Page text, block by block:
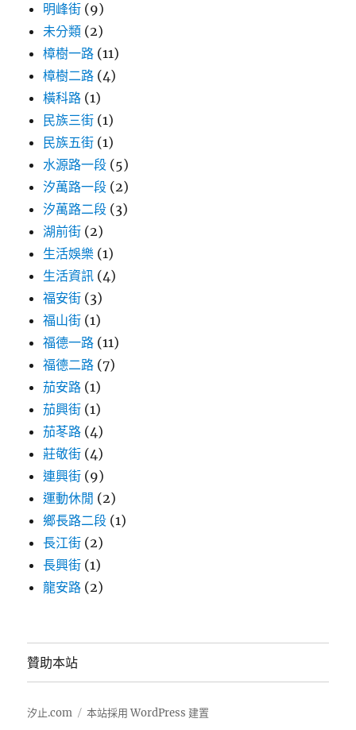
明峰街 (9)
未分類 (2)
樟樹一路 (11)
樟樹二路 (4)
橫科路 (1)
民族三街 (1)
民族五街 (1)
水源路一段 (5)
汐萬路一段 (2)
汐萬路二段 (3)
湖前街 (2)
生活娛樂 (1)
生活資訊 (4)
福安街 (3)
福山街 (1)
福德一路 (11)
福德二路 (7)
茄安路 (1)
茄興街 (1)
茄苳路 (4)
莊敬街 (4)
連興街 (9)
運動休閒 (2)
鄉長路二段 (1)
長江街 (2)
長興街 (1)
龍安路 (2)
贊助本站
汐止.com 本站採用 WordPress 建置